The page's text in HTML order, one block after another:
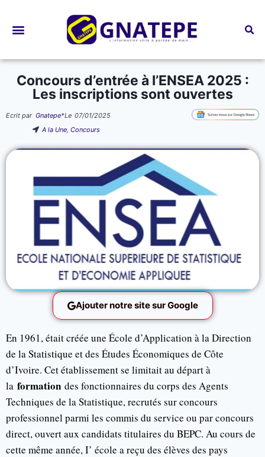
Concours d’entrée à l’ENSEA 2025 :
Les inscriptions sont ouvertes
Ecrit par Gnatepe*Le 07/01/2025
A la Une,Concours
Ajouter notre site sur Google
En 1961, était créée une École d’Application à la Direction
de la Statistique et des Études Économiques de Côte
d’Ivoire. Cet établissement se limitait au départ à
la formation des fonctionnaires du corps des Agents
Techniques de la Statistique, recrutés sur concours
professionnel parmi les commis du service ou par concours
direct, ouvert aux candidats titulaires du BEPC. Au cours de
cette même année, I’ école a reçu des élèves des pays